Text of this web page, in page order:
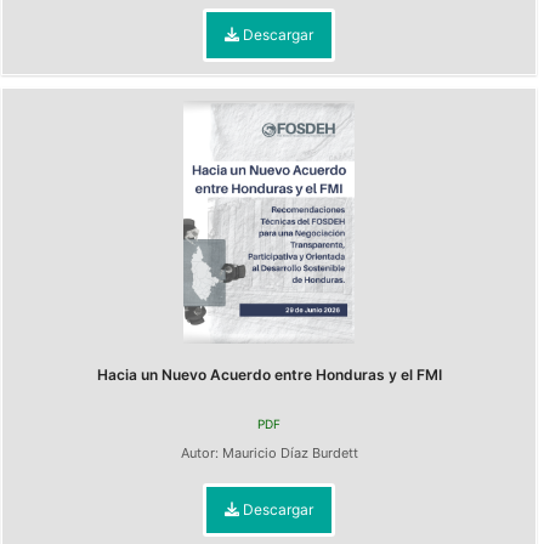
Descargar
Hacia un Nuevo Acuerdo entre Honduras y el FMI
PDF
Autor: Mauricio Díaz Burdett
Descargar